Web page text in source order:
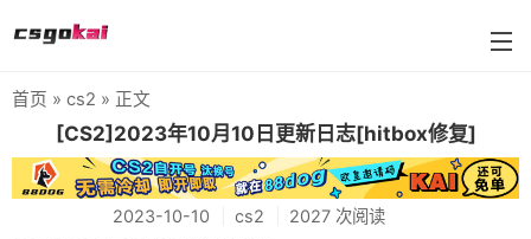
farmskins
88dog
flamecases
首页 » cs2 » 正文
[CS2]2023年10月10日更新日志[hitbox修复]
2023-10-10 cs2 2027 次阅读